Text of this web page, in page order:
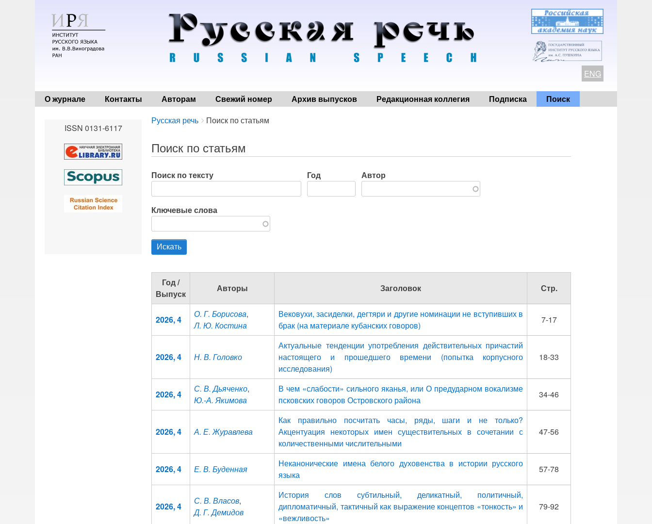
ENG
О журнале Контакты Авторам Свежий номер Архив выпусков Редакционная коллегия Подписка Поиск
Breadcrumbs
You
here:
Русская речь Поиск по статьям
Поиск по статьям
Поиск по тексту Год Автор
Ключевые слова
Год /
Выпуск
Авторы Заголовок Стр.
2026, 4
О. Г. Борисова,
Л. Ю. Костина
Вековухи, засиделки, дегтяри и другие номинации не вступивших в
брак (на материале кубанских говоров)
7-17
2026, 4 Н. В. Головко
Актуальные тенденции употребления действительных причастий
настоящего и прошедшего времени (попытка корпусного
исследования)
18-33
2026, 4
С. В. Дьяченко,
Ю.-А. Якимова
В чем «слабости» сильного яканья, или О предударном вокализме
псковских говоров Островского района
34-46
2026, 4 А. Е. Журавлева
Как правильно посчитать часы, ряды, шаги и не только?
Акцентуация некоторых имен существительных в сочетании с
количественными числительными
47-56
2026, 4 Е. В. Буденная
Неканонические имена белого духовенства в истории русского
языка
57-78
2026, 4
С. В. Власов,
Д. Г. Демидов
История слов субтильный, деликатный, политичный,
дипломатичный, тактичный как выражение концептов «тонкость» и
«вежливость»
79-92
ISSN 0131-6117